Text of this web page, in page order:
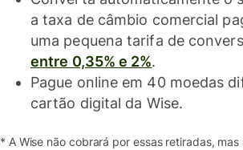
a taxa de câmbio comercial
uma pequena tarifa de
entre 0,35% e 2%.
Pague online em 40 moedas
cartão digital da Wise.
* A Wise não cobrará por essas retiradas,